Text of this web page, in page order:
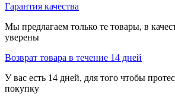
Гарантия качества
Мы предлагаем только те товары, в
уверены
Возврат товара в течение 14 дней
У вас есть 14 дней, для того чтобы
покупку